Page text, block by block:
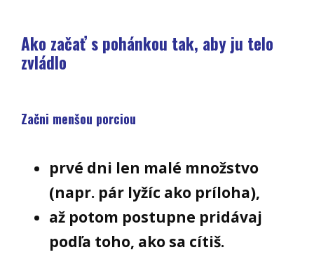
Ako začať s pohánkou tak, aby ju telo
zvládlo
Začni menšou porciou
prvé dni len malé množstvo
(napr. pár lyžíc ako príloha),
až potom postupne pridávaj
podľa toho, ako sa cítiš.